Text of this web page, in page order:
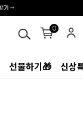
0
선물하기🎁 신상